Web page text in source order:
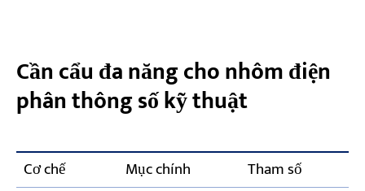
Cần cẩu đa năng cho nhôm điện
phân thông số kỹ thuật
Cơ chế Mục chính
Tham số